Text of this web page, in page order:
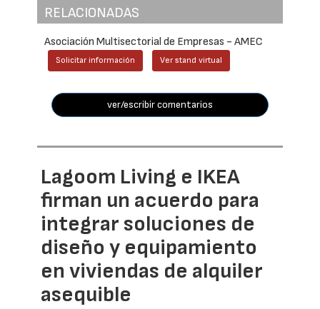
RELACIONADAS
Asociación Multisectorial de Empresas - AMEC
Solicitar información Ver stand virtual
ver/escribir comentarios
Lagoom Living e IKEA
firman un acuerdo para
integrar soluciones de
diseño y equipamiento
en viviendas de alquiler
asequible